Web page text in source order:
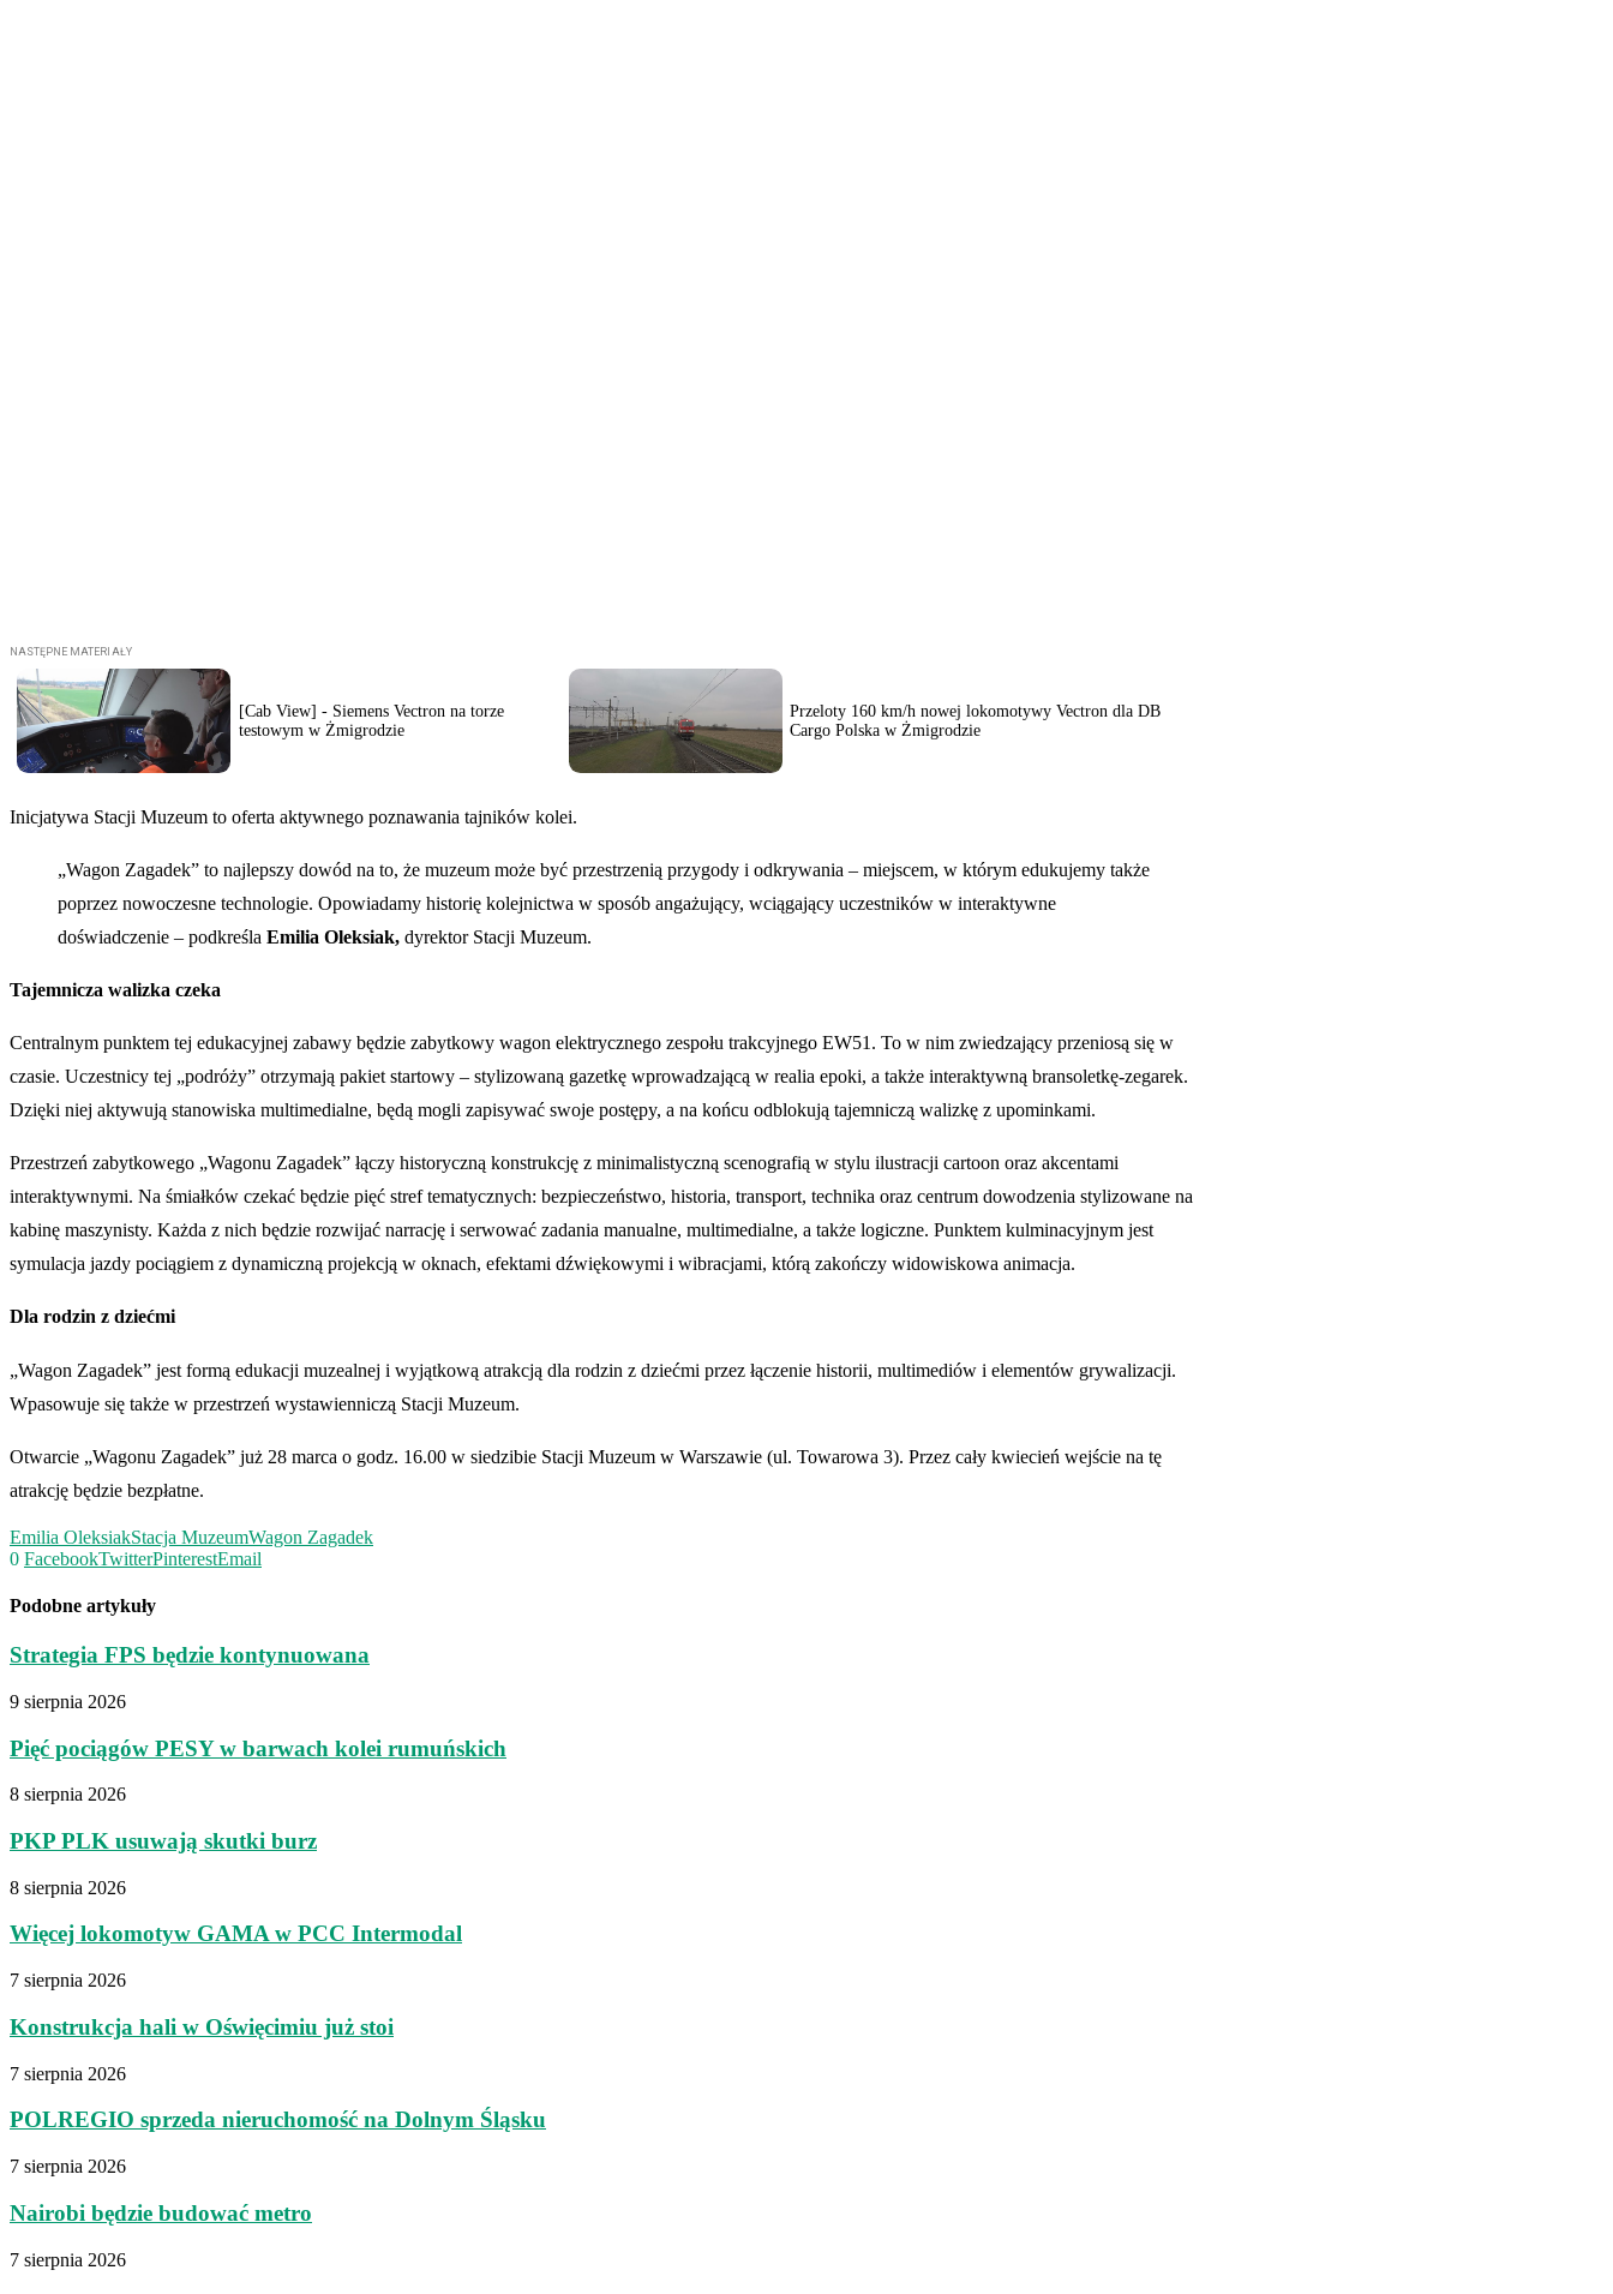
[Cab View] - Siemens Vectron na torze
testowym w Żmigrodzie
Przeloty 160 km/h nowej lokomotywy Vectron dla DB
Cargo Polska w Żmigrodzie
Inicjatywa Stacji Muzeum to oferta aktywnego poznawania tajników kolei.
„Wagon Zagadek” to najlepszy dowód na to, że muzeum może być przestrzenią przygody i odkrywania – miejscem, w którym edukujemy także
poprzez nowoczesne technologie. Opowiadamy historię kolejnictwa w sposób angażujący, wciągający uczestników w interaktywne
doświadczenie – podkreśla Emilia Oleksiak, dyrektor Stacji Muzeum.
Tajemnicza walizka czeka
Centralnym punktem tej edukacyjnej zabawy będzie zabytkowy wagon elektrycznego zespołu trakcyjnego EW51. To w nim zwiedzający przeniosą się w
czasie. Uczestnicy tej „podróży” otrzymają pakiet startowy – stylizowaną gazetkę wprowadzającą w realia epoki, a także interaktywną bransoletkę-zegarek.
Dzięki niej aktywują stanowiska multimedialne, będą mogli zapisywać swoje postępy, a na końcu odblokują tajemniczą walizkę z upominkami.
Przestrzeń zabytkowego „Wagonu Zagadek” łączy historyczną konstrukcję z minimalistyczną scenografią w stylu ilustracji cartoon oraz akcentami
interaktywnymi. Na śmiałków czekać będzie pięć stref tematycznych: bezpieczeństwo, historia, transport, technika oraz centrum dowodzenia stylizowane na
kabinę maszynisty. Każda z nich będzie rozwijać narrację i serwować zadania manualne, multimedialne, a także logiczne. Punktem kulminacyjnym jest
symulacja jazdy pociągiem z dynamiczną projekcją w oknach, efektami dźwiękowymi i wibracjami, którą zakończy widowiskowa animacja.
Dla rodzin z dziećmi
„Wagon Zagadek” jest formą edukacji muzealnej i wyjątkową atrakcją dla rodzin z dziećmi przez łączenie historii, multimediów i elementów grywalizacji.
Wpasowuje się także w przestrzeń wystawienniczą Stacji Muzeum.
Otwarcie „Wagonu Zagadek” już 28 marca o godz. 16.00 w siedzibie Stacji Muzeum w Warszawie (ul. Towarowa 3). Przez cały kwiecień wejście na tę
atrakcję będzie bezpłatne.
Emilia OleksiakStacja MuzeumWagon Zagadek
0 FacebookTwitterPinterestEmail
Podobne artykuły
Strategia FPS będzie kontynuowana
9 sierpnia 2026
Pięć pociągów PESY w barwach kolei rumuńskich
8 sierpnia 2026
PKP PLK usuwają skutki burz
8 sierpnia 2026
Więcej lokomotyw GAMA w PCC Intermodal
7 sierpnia 2026
Konstrukcja hali w Oświęcimiu już stoi
7 sierpnia 2026
POLREGIO sprzeda nieruchomość na Dolnym Śląsku
7 sierpnia 2026
Nairobi będzie budować metro
7 sierpnia 2026